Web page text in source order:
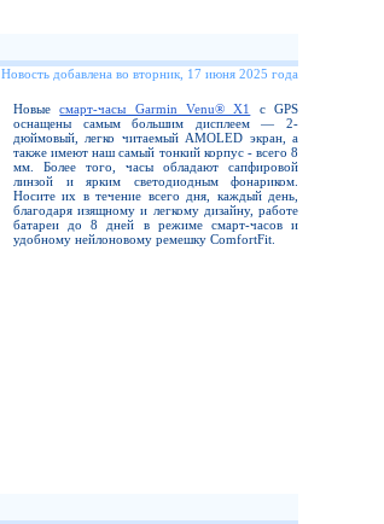
Новость добавлена во вторник, 17 июня 2025 года
Новыесмарт-часы Garmin Venu® X1
с GPS
оснащены самым большим дисплеем — 2-
дюймовый, легко читаемый AMOLED экран, а
также имеют наш самый тонкий корпус - всего 8
мм. Более того, часы обладают сапфировой
линзой и ярким светодиодным фонариком.
Носите их в течение всего дня, каждый день,
благодаря изящному и легкому дизайну, работе
батареи до 8 дней в режиме смарт-часов и
удобному нейлоновому ремешку ComfortFit.